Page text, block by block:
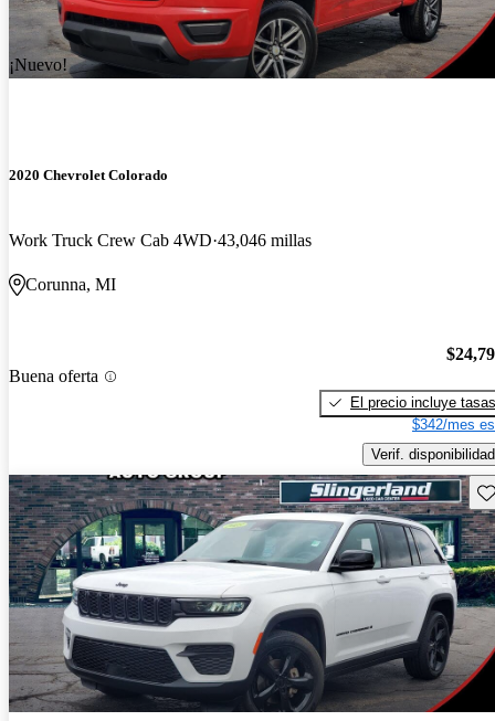
¡Nuevo!
2020 Chevrolet Colorado
Work Truck Crew Cab 4WD 43,046 millas
Corunna, MI
Buena oferta
El precio incluye tasas
$342/mes
Verif. disponibilidad